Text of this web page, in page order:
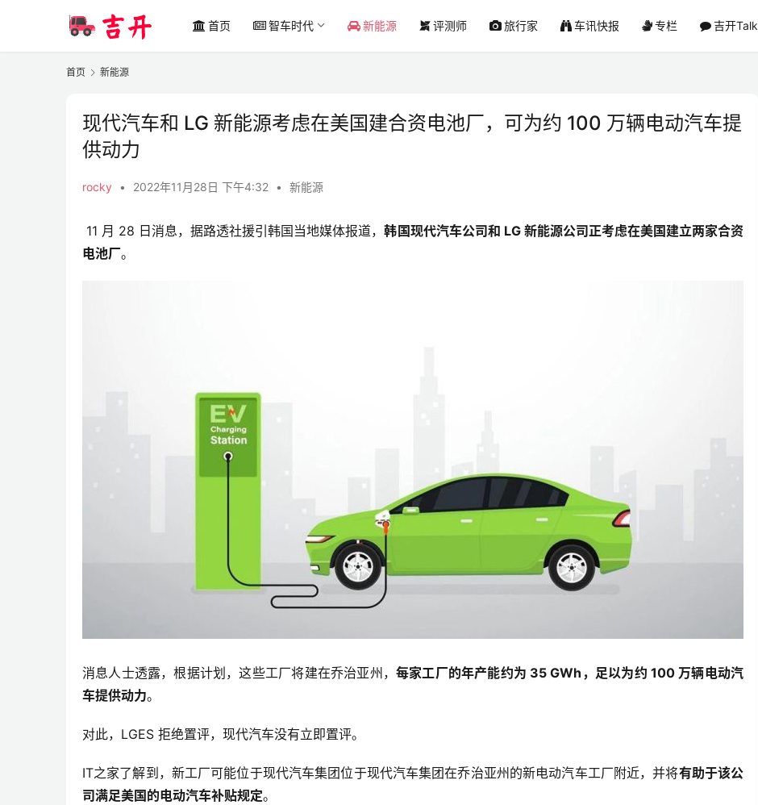
首页 智车时代 新能源 评测师 旅行家 车讯快报 专栏 吉开Talk
首页 新能源
现代汽车和 LG 新能源考虑在美国建合资电池厂，可为约 100 万辆电动汽车提
供动力
rocky • 2022年11月28日 下午4:32 • 新能源
11 月 28 日消息，据路透社援引韩国当地媒体报道，韩国现代汽车公司和 LG 新能源公司正考虑在美国建立两家合资
电池厂。
消息人士透露，根据计划，这些工厂将建在乔治亚州， 每家工厂的年产能约为 35 GWh，足以为约 100 万辆电动汽
车提供动力。
对此，LGES 拒绝置评，现代汽车没有立即置评。
IT之家了解到，新工厂可能位于现代汽车集团位于现代汽车集团在乔治亚州的新电动汽车工厂附近，并将有助于该公
司满足美国的电动汽车补贴规定。